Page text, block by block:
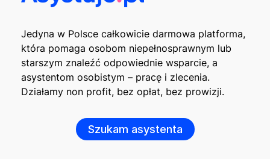
Jedyna w Polsce całkowicie darmowa platforma,
która pomaga osobom niepełnosprawnym lub
starszym znaleźć odpowiednie wsparcie, a
asystentom osobistym – pracę i zlecenia.
Działamy non profit, bez opłat, bez prowizji.
Szukam asystenta